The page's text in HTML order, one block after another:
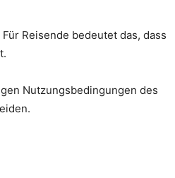
Reisende bedeutet das, dass
Nutzungsbedingungen des